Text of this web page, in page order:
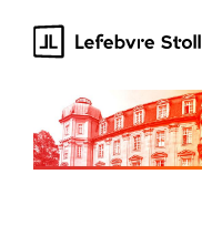
springen